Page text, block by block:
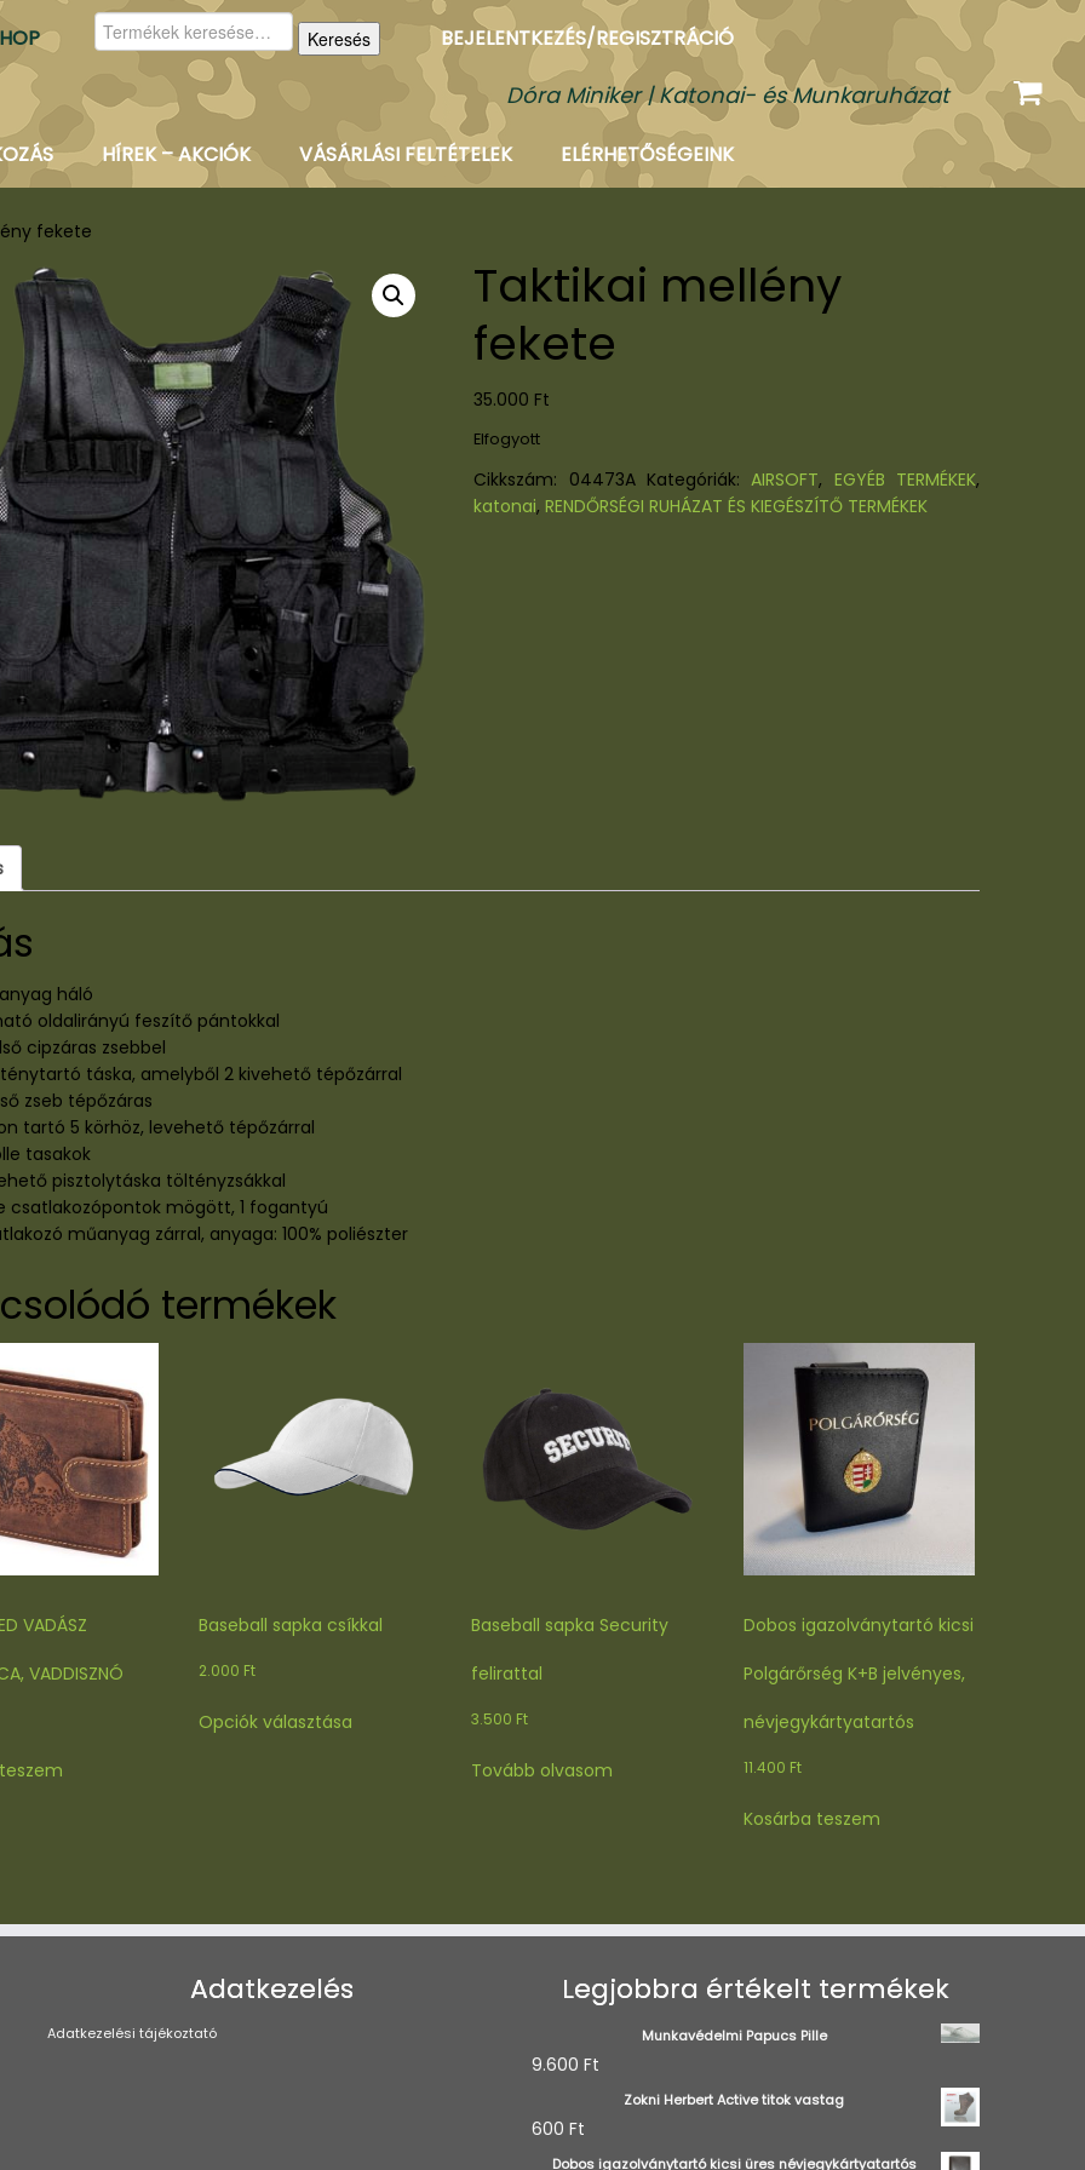
Keresés
a
következőre:
Keresés BEJELENTKEZÉS/REGISZTRÁCIÓ
Dóra Miniker | Katonai- és Munkaruházat
HÍREK – AKCIÓK VÁSÁRLÁSI FELTÉTELEK ELÉRHETŐSÉGEINK
fekete
Taktikai mellény
fekete
35.000 Ft
Elfogyott
Cikkszám: 04473A Kategóriák:AIRSOFT, EGYÉB TERMÉKEK,
katonai,RENDŐRSÉGI RUHÁZAT ÉS KIEGÉSZÍTŐ TERMÉKEK
háló
oldalirányú feszítő pántokkal
cipzáras zsebbel
táska, amelyből 2 kivehető tépőzárral
zseb tépőzáras
tartó 5 körhöz, levehető tépőzárral
tasakok
pisztolytáska töltényzsákkal
csatlakozópontok mögött, 1 fogantyú
műanyag zárral, anyaga: 100% poliészter
termékek
VADÁSZ
VADDISZNÓ
Baseball sapka csíkkal
2.000 Ft
Opciók választásaa
termékoldalon
ki
Baseball sapka Security
felirattal
3.500 Ft
Tovább olvasom
Dobos igazolványtartó kicsi
Polgárőrség K+B jelvényes,
névjegykártyatartós
11.400 Ft
Kosárba teszem
Adatkezelés
Adatkezelési tájékoztató
Legjobbra értékelt termékek
Munkavédelmi Papucs Pille
9.600 Ft
Zokni Herbert Active titok vastag
600 Ft
Dobos igazolványtartó kicsi üres névjegykártyatartós